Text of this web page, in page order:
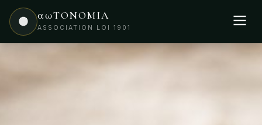
αωTONOMIA
ASSOCIATION LOI 1901